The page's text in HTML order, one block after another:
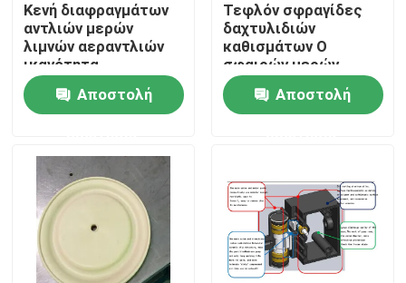
Προϊόντα
Βίντεο
Κενή διαφραγμάτων
αντλιών μερών
λιμνών αεραντλιών
ικανότητα
αναπήδησης μερών
καλή
Αποστολή
Τεφλόν σφραγίδες
δαχτυλιδιών
καθισμάτων Ο
σφαιρών μερών
αντλιών Aodd των
μερών αντλιών
χαμηλού θορύβου
Αποστολή